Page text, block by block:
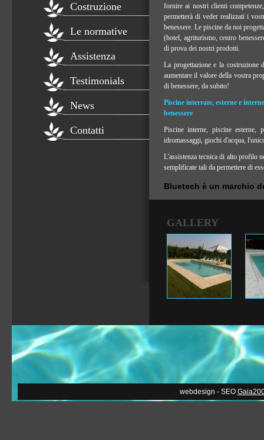
Costruzione
Le normative
Assistenza
Testimonials
News
Contatti
fornire ai nostri clienti
permetterà di veder realizzati i
benessere. Le piscine da noi
(hotel, agriturismo, centro
di prova dei nostri prodotti.
La progettazione e la
aumentare il valore della vostra
di benessere, da subito!
Piscine interrate, esterne e
benessere
Piscine interne, piscine esterne,
idromassaggi, giochi d'acqua,
L'assistenza tecnica di alto profilo
semplificate tali da permettere di
Bluetech è un marchio
GALLERY
webdesign - SEO